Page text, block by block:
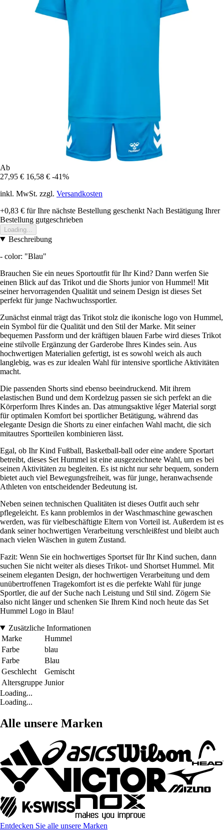
Ab
27,95 € 16,58 € -41%
inkl. MwSt. zzgl. Versandkosten
+0,83 € für Ihre nächste Bestellung geschenkt Nach Bestätigung Ihrer
Bestellung gutgeschrieben
Loading...
Beschreibung
- color: "Blau"
Brauchen Sie ein neues Sportoutfit für Ihr Kind? Dann werfen Sie
einen Blick auf das Trikot und die Shorts junior von Hummel! Mit
seiner hervorragenden Qualität und seinem Design ist dieses Set
perfekt für junge Nachwuchssportler.
Zunächst einmal trägt das Trikot stolz die ikonische logo von Hummel,
ein Symbol für die Qualität und den Stil der Marke. Mit seiner
bequemen Passform und der kräftigen blauen Farbe wird dieses Trikot
eine stilvolle Ergänzung der Garderobe Ihres Kindes sein. Aus
hochwertigen Materialien gefertigt, ist es sowohl weich als auch
langlebig, was es zur idealen Wahl für intensive sportliche Aktivitäten
macht.
Die passenden Shorts sind ebenso beeindruckend. Mit ihrem
elastischen Bund und dem Kordelzug passen sie sich perfekt an die
Körperform Ihres Kindes an. Das atmungsaktive léger Material sorgt
für optimalen Komfort bei sportlicher Betätigung, während das
elegante Design die Shorts zu einer einfachen Wahl macht, die sich
mitautres Sportteilen kombinieren lässt.
Egal, ob Ihr Kind Fußball, Basketball-ball oder eine andere Sportart
betreibt, dieses Set Hummel ist eine ausgezeichnete Wahl, um es bei
seinen Aktivitäten zu begleiten. Es ist nicht nur sehr bequem, sondern
bietet auch viel Bewegungsfreiheit, was für junge, heranwachsende
Athleten von entscheidender Bedeutung ist.
Neben seinen technischen Qualitäten ist dieses Outfit auch sehr
pflegeleicht. Es kann problemlos in der Waschmaschine gewaschen
werden, was für vielbeschäftigte Eltern von Vorteil ist. Außerdem ist es
dank seiner hochwertigen Verarbeitung verschleißfest und bleibt auch
nach vielen Wäschen in gutem Zustand.
Fazit: Wenn Sie ein hochwertiges Sportset für Ihr Kind suchen, dann
suchen Sie nicht weiter als dieses Trikot- und Shortset Hummel. Mit
seinem eleganten Design, der hochwertigen Verarbeitung und dem
unübertroffenen Tragekomfort ist es die perfekte Wahl für junge
Sportler, die auf der Suche nach Leistung und Stil sind. Zögern Sie
also nicht länger und schenken Sie Ihrem Kind noch heute das Set
Hummel Logo in Blau!
Zusätzliche Informationen
Marke
Hummel
Farbe
blau
Farbe
Blau
Geschlecht
Gemischt
Altersgruppe Junior
Loading...
Loading...
Alle unsere Marken
Entdecken Sie alle unsere Marken